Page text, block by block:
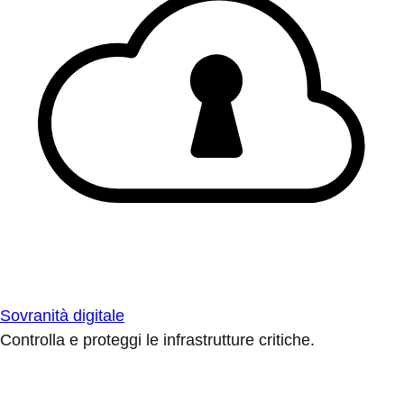
Sovranità digitale
Controlla e proteggi le infrastrutture critiche.